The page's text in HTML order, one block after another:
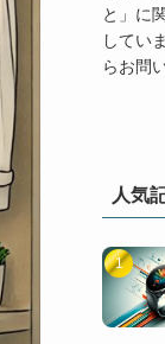
と」に
してい
らお問
人気